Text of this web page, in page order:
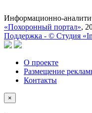
Информационно-
«Похоронный портал»,
Поддержка - © Cтудия
О проекте
Размещение
Контакты
×